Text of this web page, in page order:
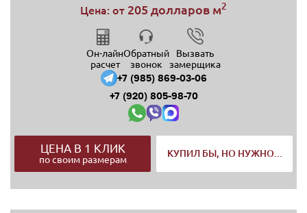
Цена: от 205 долларов м2
Он-лайн
расчет
Обратный
звонок
Вызвать
замерщика
+7 (985) 869-03-06
+7 (920) 805-98-70
ЦЕНА В 1 КЛИК
по своим размерам
КУПИЛ БЫ, НО НУЖНО...